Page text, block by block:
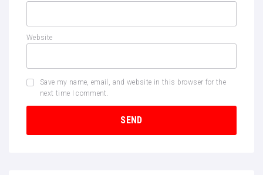
Website
Save my name, email, and website in this browser for the
next time I comment.